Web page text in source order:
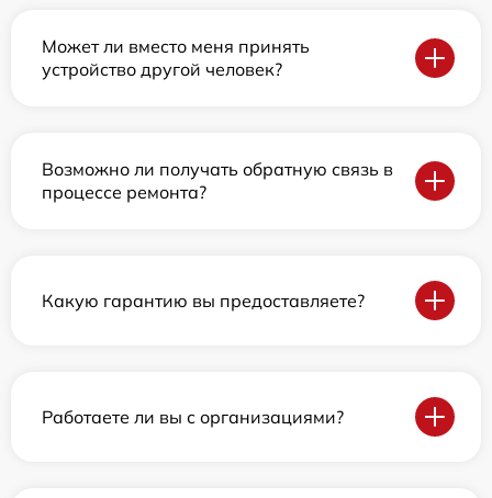
Может ли вместо меня принять
устройство другой человек?
Возможно ли получать обратную связь в
процессе ремонта?
Какую гарантию вы предоставляете?
Работаете ли вы с организациями?